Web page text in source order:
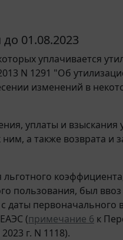
01.08.2023
уплачивается
N 1291 "Об
изменений в
уплаты и взыскания
а также возврата и
пользования, был
даты
(примечание 6 к
г. N 1118).